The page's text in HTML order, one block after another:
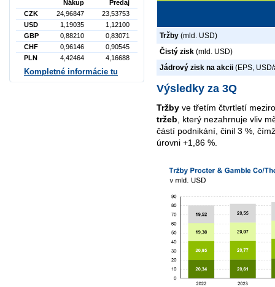
Tržby (mld. USD)
Čistý zisk (mld. USD)
Jádrový zisk na akcii (EPS,
Výsledky za 3Q
Tržby ve třetím čtvrtletí
tržeb , který nezahrnuje vliv
částí podnikání, činil 3 %,
úrovni +1,86 %.
Nákup
Predaj
CZK
24,96847
23,53753
USD
1,19035
1,12100
GBP
0,88210
0,83071
CHF
0,96146
0,90545
PLN
4,42464 4,16688
Kompletné informácie tu